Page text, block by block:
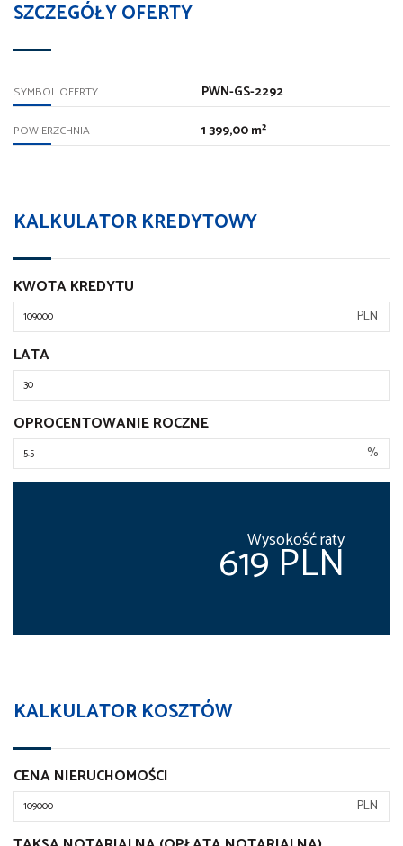
SZCZEGÓŁY OFERTY
SYMBOL OFERTY PWN-GS-2292
POWIERZCHNIA 1 399,00 m²
KALKULATOR KREDYTOWY
KWOTA KREDYTU
PLN
LATA
OPROCENTOWANIE ROCZNE
%
Wysokość raty
619 PLN
KALKULATOR KOSZTÓW
CENA NIERUCHOMOŚCI
PLN